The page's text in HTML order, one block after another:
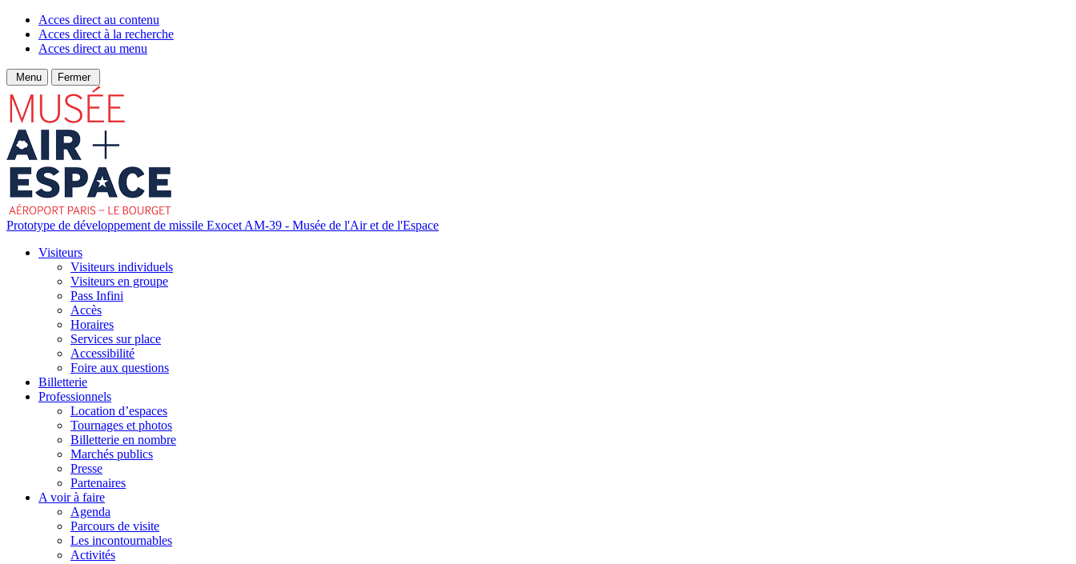
Acces direct au contenu
Acces direct à la recherche
Acces direct au menu
Menu Fermer
Prototype de développement de missile Exocet AM-39 - Musée de l'Air et de l'Espace
Visiteurs
Visiteurs individuels
Visiteurs en groupe
Pass Infini
Accès
Horaires
Services sur place
Accessibilité
Foire aux questions
Billetterie
Professionnels
Location d’espaces
Tournages et photos
Billetterie en nombre
Marchés publics
Presse
Partenaires
A voir à faire
Agenda
Parcours de visite
Les incontournables
Activités